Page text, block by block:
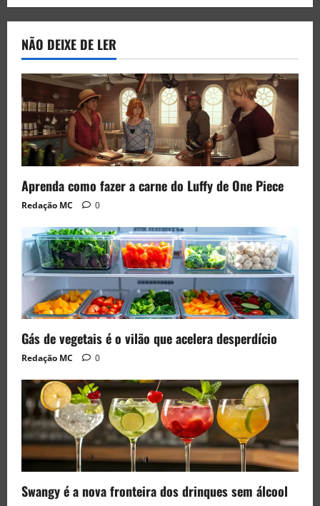
NÃO DEIXE DE LER
Aprenda como fazer a carne do Luffy de One Piece
Redação MC 0
Gás de vegetais é o vilão que acelera desperdício
Redação MC 0
Swangy é a nova fronteira dos drinques sem álcool